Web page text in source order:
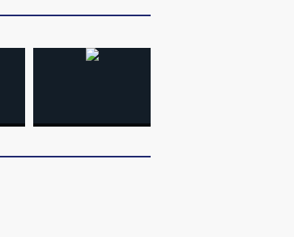
视线｜被称为“蟑螂”的印
育部长拱下台
视线｜“入侵”还是“人道危
飞地休达
【特别呈现】寻找100种
CFO：不靠规模取胜，华